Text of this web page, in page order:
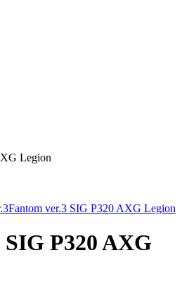
Fantom ver.3 SIG P320 AXG Legion
P320 AXG